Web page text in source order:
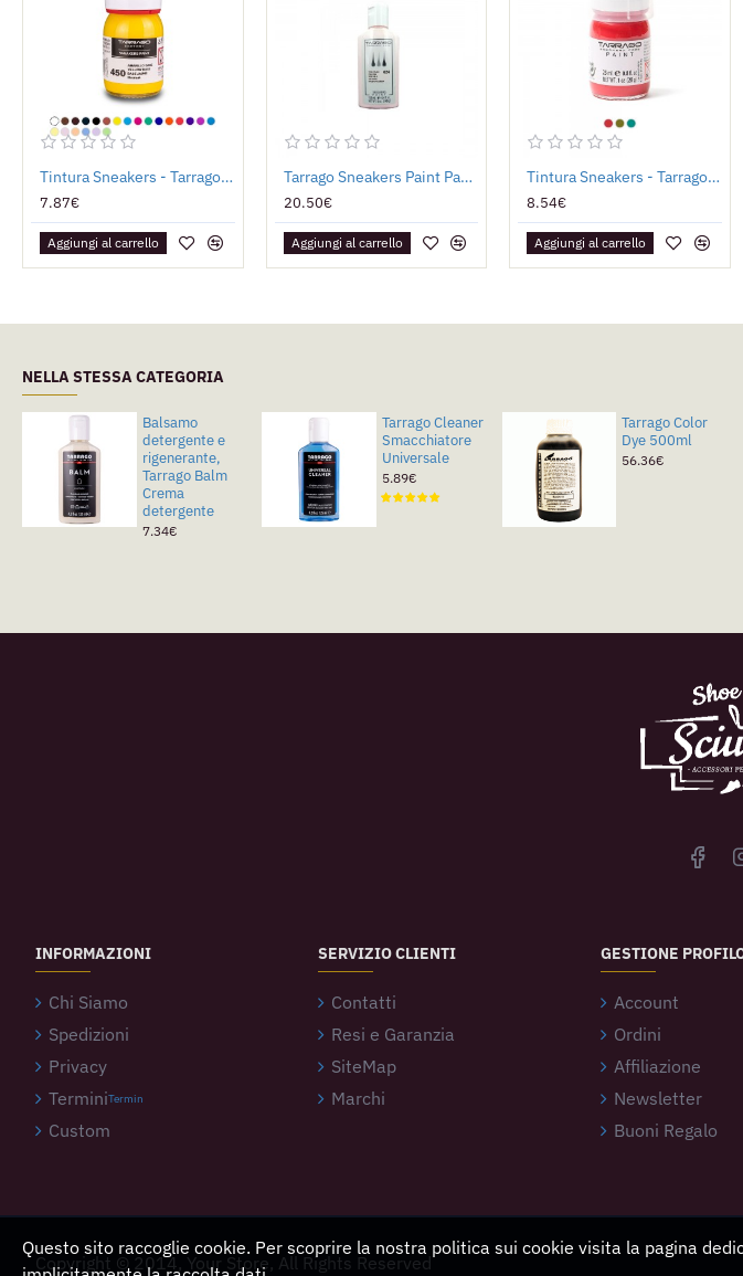
Tintura Sneakers - Tarrago Paint
7.87€
Aggiungi al carrello
Tarrago Sneakers Paint Pastello 125ml
20.50€
Aggiungi al carrello
Tintura Sneakers - Tarrago Paint SPECIALI
8.54€
Aggiungi al carrello
NELLA STESSA CATEGORIA
Balsamo
detergente e
rigenerante,
Tarrago Balm
Crema
detergente
7.34€
Tarrago Cleaner
Smacchiatore
Universale
5.89€
Tarrago Color
Dye 500ml
56.36€
INFORMAZIONI
Chi Siamo
Spedizioni
Privacy
TerminiTermin
Custom
SERVIZIO CLIENTI
Contatti
Resi e Garanzia
SiteMap
Marchi
GESTIONE
Account
Ordini
Affiliazione
Newsletter
Buoni Regalo
Copyright © 2014, Your Store, All Rights Reserved
Questo sito raccoglie cookie. Per scoprire la nostra politica sui cookie visita la pagina